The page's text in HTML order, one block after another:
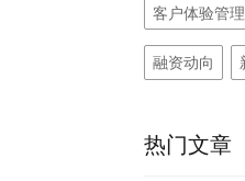
客户体验管理
融资动向
热门文章